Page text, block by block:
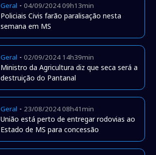
Geral -04/09/2024 09h13min
Policiais Civis farão paralisação nesta
semana em MS
Geral -02/09/2024 14h39min
Ministro da Agricultura diz que seca será a
destruição do Pantanal
Geral - 23/08/2024 08h41min
União está perto de entregar rodovias ao
Estado de MS para concessão